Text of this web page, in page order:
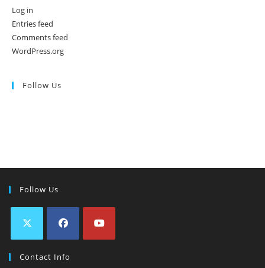
Log in
Entries feed
Comments feed
WordPress.org
Follow Us
Follow Us
Contact Info